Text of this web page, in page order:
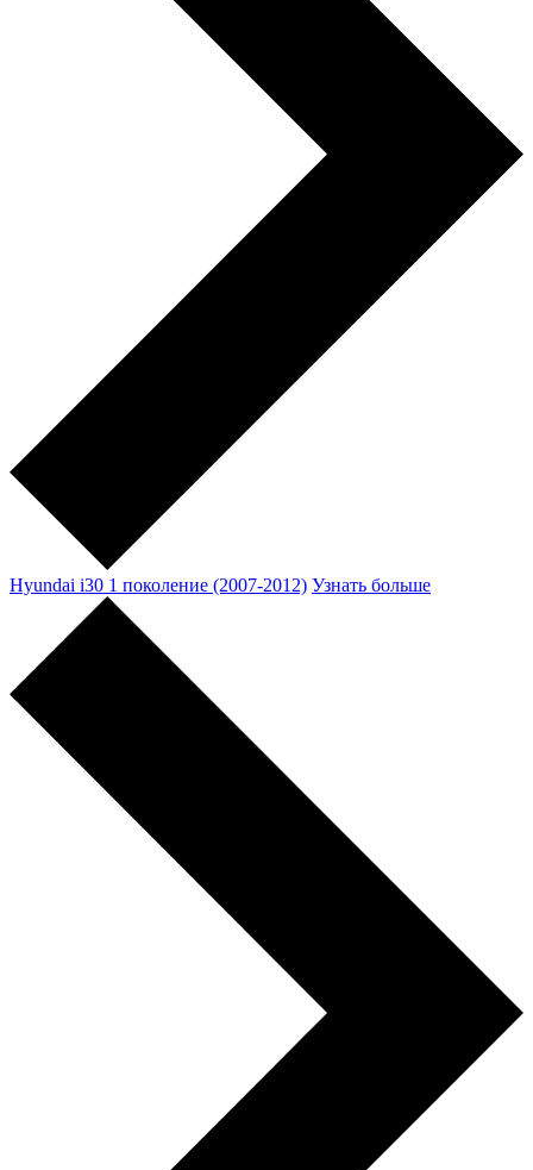
Hyundai i30 1 поколение (2007-2012) Узнать больше